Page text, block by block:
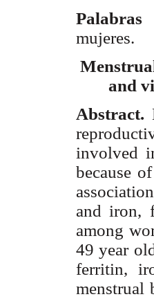
Palabras
mujeres.
and
Abstract.
involved
because
and iron,
among
49 year
ferritin,
menstrual